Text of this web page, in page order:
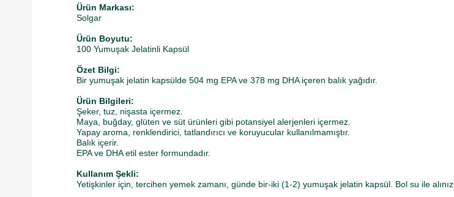
Ürün Markası:
Solgar
Ürün Boyutu:
100 Yumuşak Jelatinli Kapsül
Özet Bilgi:
Bir yumuşak jelatin kapsülde 504 mg EPA ve 378 mg DHA içeren balık yağıdır.
Ürün Bilgileri:
Şeker, tuz, nişasta içermez.
Maya, buğday, glüten ve süt ürünleri gibi potansiyel alerjenleri içermez.
Yapay aroma, renklendirici, tatlandırıcı ve koruyucular kullanılmamıştır.
Balık içerir.
EPA ve DHA etil ester formundadır.
Kullanım Şekli:
Yetişkinler için, tercihen yemek zamanı, günde bir-iki (1-2) yumuşak jelatin kapsül. Bol su ile alınız.